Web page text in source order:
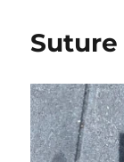
Jahr
Suture